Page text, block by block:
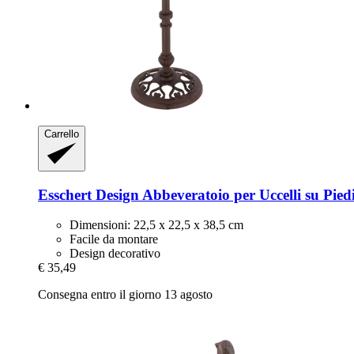
Carrello
Esschert Design Abbeveratoio per Uccelli su
Dimensioni: 22,5 x 22,5 x 38,5 cm
Facile da montare
Design decorativo
€ 35,49
Consegna entro il giorno 13 agosto